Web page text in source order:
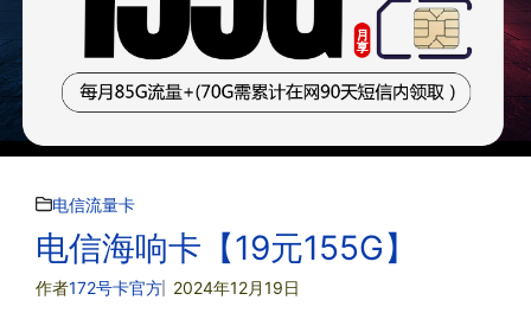
电信流量卡
电信海响卡【19元155G】
作者172号卡官方 2024年12月19日